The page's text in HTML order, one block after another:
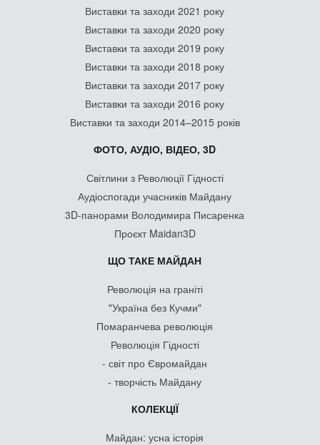
Виставки та заходи 2021 року
Виставки та заходи 2020 року
Виставки та заходи 2019 року
Виставки та заходи 2018 року
Виставки та заходи 2017 року
Виставки та заходи 2016 року
Виставки та заходи 2014–2015 років
ФОТО, АУДІО, ВІДЕО, 3D
Світлини з Революції Гідності
Аудіоспогади учасників Майдану
3D-панорами Володимира Писаренка
Проєкт Maidan3D
ЩО ТАКЕ МАЙДАН
Революція на граніті
"Україна без Кучми"
Помаранчева революція
Революція Гідності
- світ про Євромайдан
- творчість Майдану
КОЛЕКЦІЇ
Майдан: усна історія